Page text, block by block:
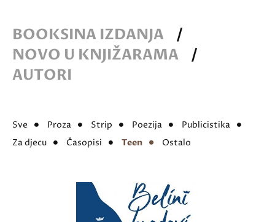
BOOKSINA IZDANJA
/
NOVO U KNJIŽARAMA
/
AUTORI
Sve Proza Strip Poezija
Publicistika
Za djecu
Časopisi Teen Ostalo